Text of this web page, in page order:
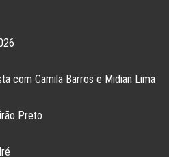
com Camila Barros e Midian Lima
Preto